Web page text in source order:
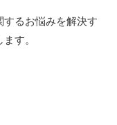
るお悩みを解決す
す。